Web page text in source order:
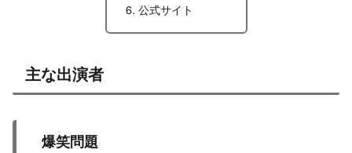
公式サイト
主な出演者
爆笑問題